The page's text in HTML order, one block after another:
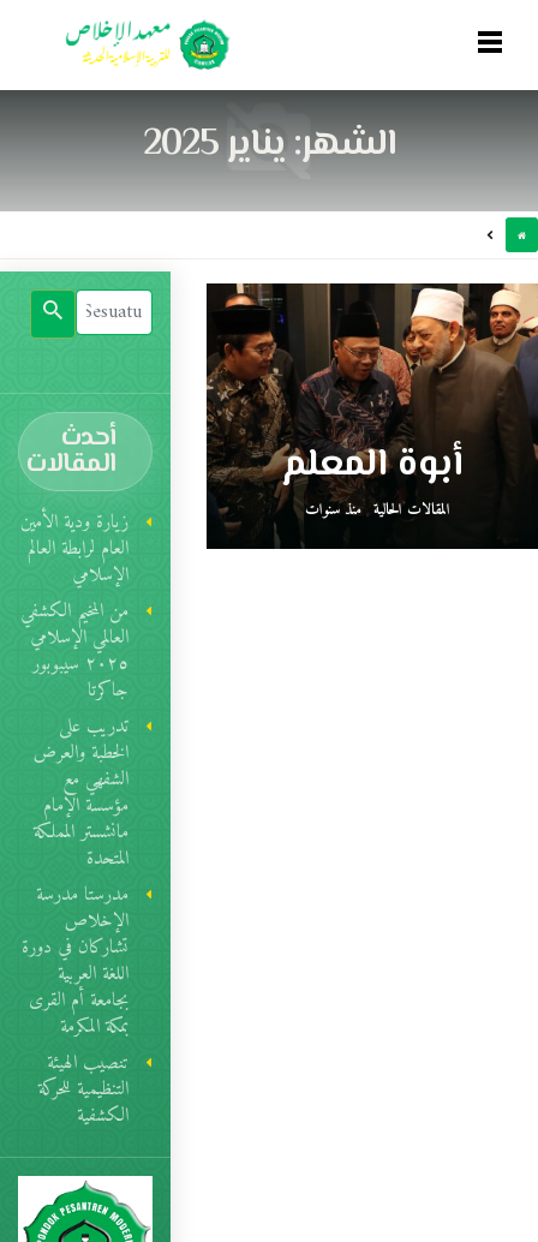
الشهر:يناير 2025
أبوة المعلم
المقالات الحالية منذ سنوات
أحدث
المقالات
زيارة ودية الأمين
العام لرابطة العالم
الإسلامي
من المخيم الكشفي
العالمي الإسلامي
٢٠٢٥ سيبوبور
جاكرتا
تدريب على
الخطبة والعرض
الشفهي مع
مؤسسة الإمام
مانشستر المملكة
المتحدة
مدرستا مدرسة
الإخلاص
تشاركان في دورة
اللغة العربية
بجامعة أم القرى
بمكة المكرمة
تنصيب الهيئة
التنظيمية للحركة
الكشفية